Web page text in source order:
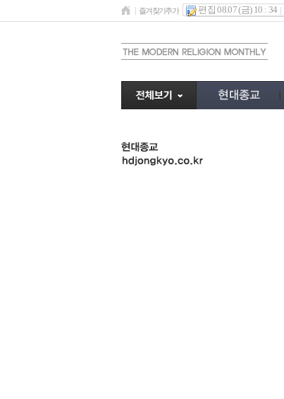
즐겨찾기추가 편집 08.07 (금) 10 : 34